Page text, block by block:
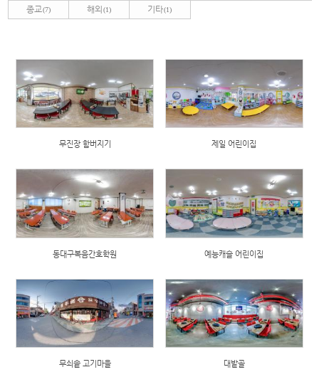
종교(7) 해외 (1) 기타(1)
무진장 함버지기 제일 어린이집
동대구복음간호학원 예능캐슬 어린이집
무쇠솥 고기마을 대밭골